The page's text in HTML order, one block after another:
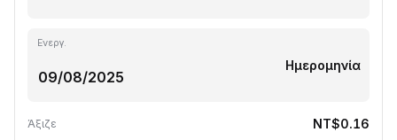
Ενεργ.
Ημερομηνία
Άξιζε NT$0.16